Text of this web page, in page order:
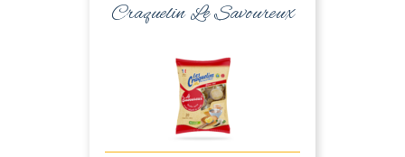
Craquelin Le Savoureux